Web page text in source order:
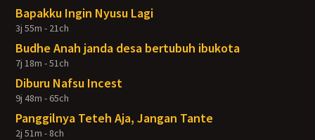
Bapakku Ingin Nyusu Lagi
3j 55m - 21ch
Budhe Anah janda desa bertubuh ibukota
7j 18m - 51ch
Diburu Nafsu Incest
9j 48m - 65ch
Panggilnya Teteh Aja, Jangan Tante
2j 51m - 8ch